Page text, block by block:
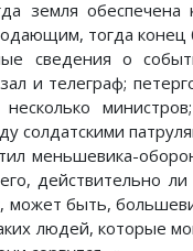
земля
тогда
сведения о
и телеграф;
несколько
солдатскими
меньшевика-
действительно
может быть,
людей, которые